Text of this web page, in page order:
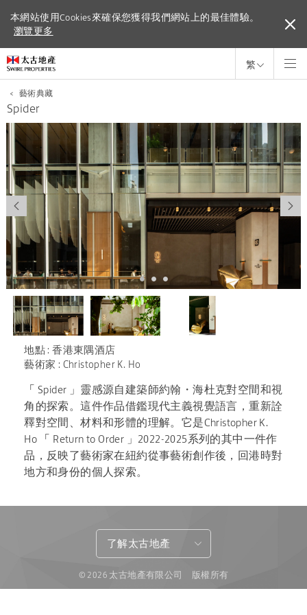
本網站使用Cookies來確保您獲得我們網站上的最佳體驗。
瀏覽更多
本網站使用Cookies來確保您獲得我們網站上的最佳體驗。
瀏覽更多
繁
< 藝術典藏
Spider
地點 : 香港東隅酒店
藝術家 : Christopher K. Ho
「 Spider 」 靈感源自建築師約翰・海杜克對空間和視
角的探索。這件作品借鑑現代主義視覺語言，重新詮
釋對空間、材料和形體的理解。它是Christopher K.
Ho「 Return to Order 」 2022-2025系列的其中一件作
品，反映了藝術家在紐約從事藝術創作後 ，回港時對
地方和身份的個 人探索。
了解太古地產
© 2026 太古地產有限公司 版權所有